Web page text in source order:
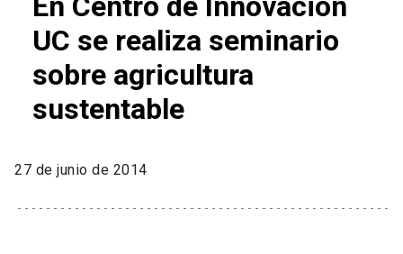
UC se realiza seminario
sobre agricultura
sustentable
27 de junio de 2014